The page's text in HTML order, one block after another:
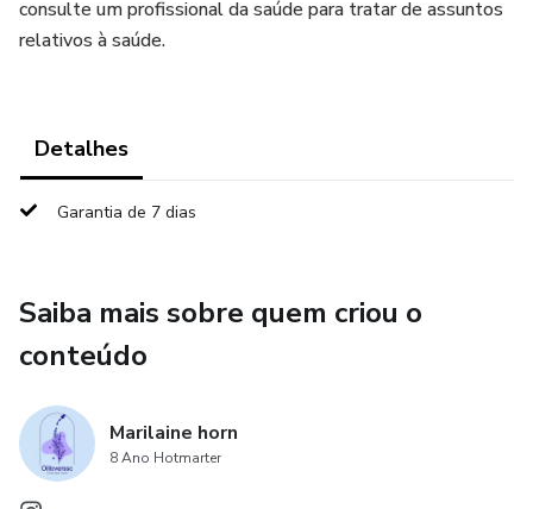
consulte um profissional da saúde para tratar de assuntos
relativos à saúde.
Detalhes
Garantia de 7 dias
Saiba mais sobre quem criou o
conteúdo
Marilaine horn
8 Ano Hotmarter